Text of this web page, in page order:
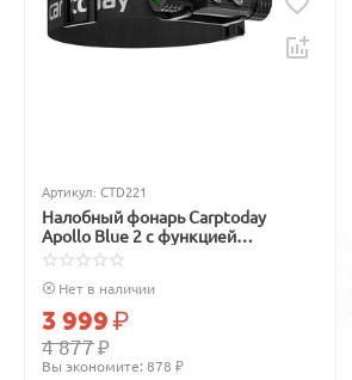
Артикул: CTD221
Налобный фонарь Carptoday
Apollo Blue 2 с функцией
подсвечивания лески синим
светом
Нет в наличии
4 877₽
3 999₽
Вы экономите: 878 ₽